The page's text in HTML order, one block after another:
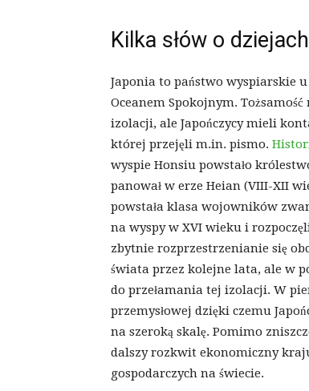
Kilka słów o
Japonia to państwo wyspiarskie
Oceanem Spokojnym.
izolacji, ale Japończycy mieli
której przejęli m.in. pismo.
wyspie Honsiu powstało
panował w erze Heian (VIII-XII
powstała klasa wojowników
na wyspy w XVI wieku i
zbytnie rozprzestrzenianie się
świata przez kolejne lata, ale w
do przełamania tej izolacji. W
przemysłowej dzięki czemu
na szeroką skalę. Pomimo
dalszy rozkwit ekonomiczny
gospodarczych na świecie.